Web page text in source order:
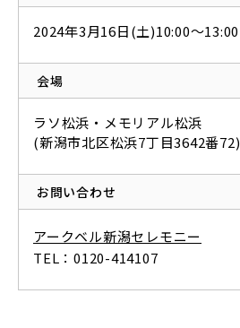
2024年3月16日(土)10:00～13:00
会場
ラソ松浜・メモリアル松浜
(新潟市北区松浜7丁目3642番72)
お問い合わせ
アークベル新潟セレモニー
TEL：0120-414107